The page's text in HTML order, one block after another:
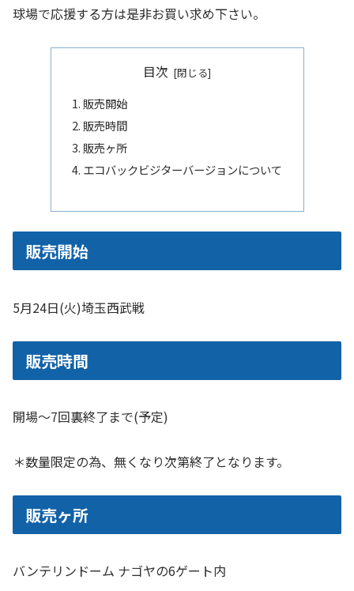
球場で応援する方は是非お買い求め下さい。
目次
販売開始
販売時間
販売ヶ所
エコバックビジターバージョンについて
販売開始
5月24日(火)埼玉西武戦
販売時間
開場～7回裏終了まで(予定)
＊数量限定の為、無くなり次第終了となります。
販売ヶ所
バンテリンドーム ナゴヤの6ゲート内